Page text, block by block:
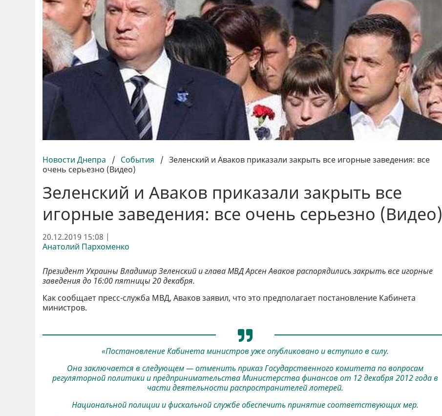
Новости Днепра / События / Зеленский и Аваков приказали закрыть все игорные заведения: все
очень серьезно (Видео)
Зеленский и Аваков приказали закрыть все
игорные заведения: все очень серьезно (Видео)
20.12.2019 15:08 |
Анатолий Пархоменко
Президент Украины Владимир Зеленский и глава МВД Арсен Аваков распорядились закрыть все игорные
заведения до 16:00 пятницы 20 декабря.
Как сообщает пресс-служба МВД, Аваков заявил, что это предполагает постановление Кабинета
министров.
«Постановление Кабинета министров уже опубликовано и вступило в силу.
Она заключается в следующем — отменить приказ Государственного комитета по вопросам
регуляторной политики и предпринимательства Министерства финансов от 12 декабря 2012 года в
части деятельности распространителей лотерей.
Национальной полиции и фискальной службе обеспечить принятие соответствующих мер.